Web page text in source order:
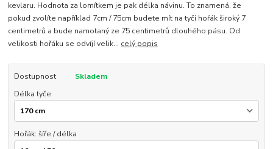
kevlaru. Hodnota za lomítkem je pak délka návinu. To znamená, že
pokud zvolíte například 7cm / 75cm budete mít na tyči hořák široký 7
centimetrů a bude namotaný ze 75 centimetrů dlouhého pásu. Od
velikosti hořáku se odvíjí velik... celý popis
Dostupnost
Skladem
Délka tyče
Hořák: šíře / délka